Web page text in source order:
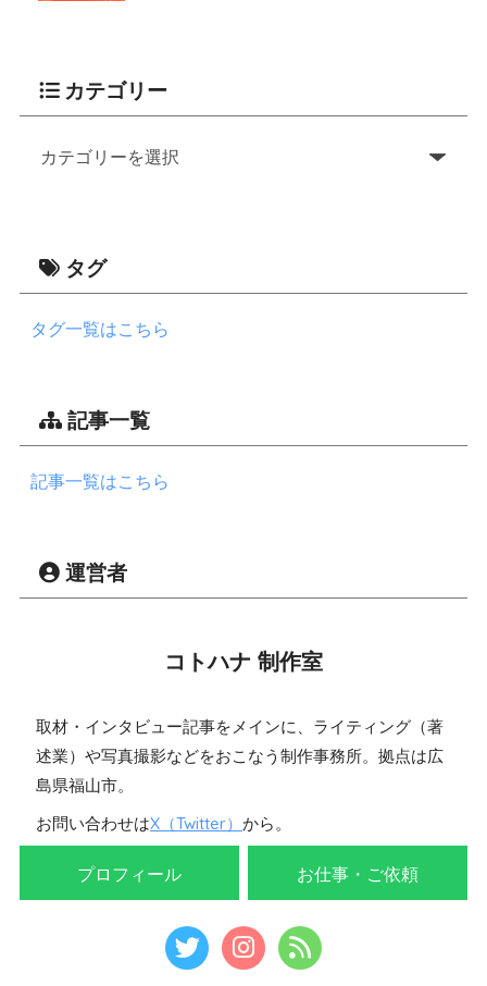
カテゴリー
タグ
タグ一覧はこちら
記事一覧
記事一覧はこちら
運営者
コトハナ 制作室
取材・インタビュー記事をメインに、ライティング（著
述業）や写真撮影などをおこなう制作事務所。拠点は広
島県福山市。
お問い合わせはX（Twitter） から。
プロフィール お仕事・ご依頼